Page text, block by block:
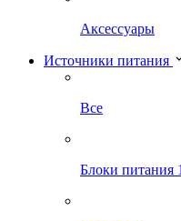
Аксессуары
Источники питания
Все
Блоки питания